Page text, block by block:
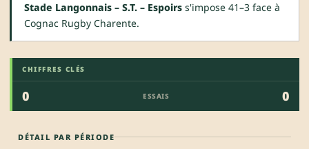
Stade Langonnais – S.T. – Espoirs s'impose 41–3 face à
Cognac Rugby Charente.
CHIFFRES CLÉS
0 ESSAIS 0
DÉTAIL PAR PÉRIODE